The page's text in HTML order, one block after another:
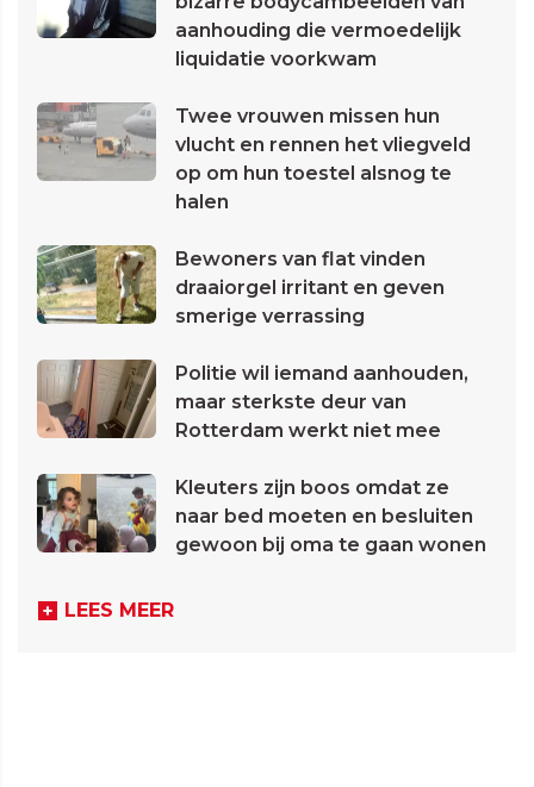
aanhouding die vermoedelijk
liquidatie voorkwam
Twee vrouwen missen hun
vlucht en rennen het vliegveld
op om hun toestel alsnog te
halen
Bewoners van flat vinden
draaiorgel irritant en geven
smerige verrassing
Politie wil iemand aanhouden,
maar sterkste deur van
Rotterdam werkt niet mee
Kleuters zijn boos omdat ze
naar bed moeten en besluiten
gewoon bij oma te gaan wonen
LEES MEER